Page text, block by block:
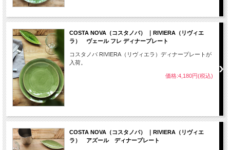
COSTA NOVA（コスタノバ） ｜RIVIERA（リヴィエ
ラ） ヴェール フレ ディナープレート
コスタノバ RIVIERA（リヴィエラ）ディナープレートが
入荷。
価格:4,180円(税込)
COSTA NOVA（コスタノバ） ｜RIVIERA（リヴィエ
ラ） アズール ディナープレート